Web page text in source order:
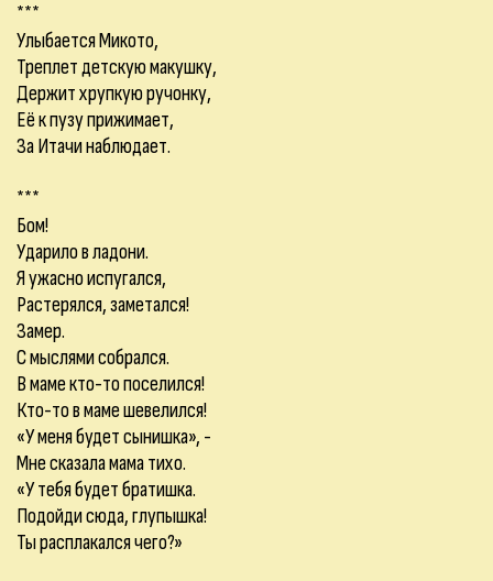
***
Улыбается Микото,
Треплет детскую макушку,
Держит хрупкую ручонку,
Её к пузу прижимает,
За Итачи наблюдает.
***
Бом!
Ударило в ладони.
Я ужасно испугался,
Растерялся, заметался!
Замер.
С мыслями собрался.
В маме кто-то поселился!
Кто-то в маме шевелился!
«У меня будет сынишка», -
Мне сказала мама тихо.
«У тебя будет братишка.
Подойди сюда, глупышка!
Ты расплакался чего?»